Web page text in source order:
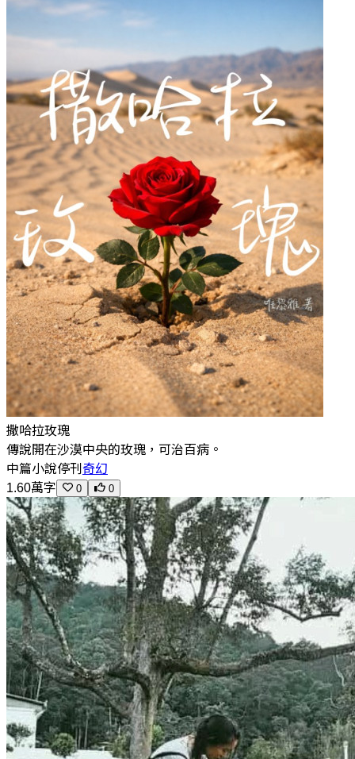
撒哈拉玫瑰
傳說開在沙漠中央的玫瑰，可治百病。
中篇小說停刊 奇幻
1.60萬字
0 0